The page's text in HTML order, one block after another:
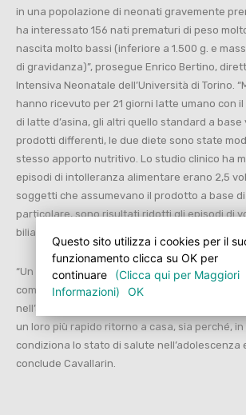
in una popolazione di neonati gravemente
ha interessato 156 nati prematuri di peso
nascita molto bassi (inferiore a 1.500 g. e
di gravidanza)”, prosegue Enrico Bertino,
Intensiva Neonatale dell’Università di Torino.
hanno ricevuto per 21 giorni latte umano con
di latte d’asina, gli altri quello standard a base
prodotti differenti, le due diete sono state
stesso apporto nutritivo. Lo studio clinico ha
episodi di intolleranza alimentare erano 2,5
soggetti che assumevano il prodotto a base di
particolare, sono risultati ridotti gli episodi di
biliare nello stomaco, indice di
“Un risultato importante sia per il
completa alimentazione per via orale, obiettivo
nell’assistenza dei prematuri nelle terapie
un loro più rapido ritorno a casa, sia perché,
condiziona lo stato di salute nell’adolescenza
conclude Cavallarin.
Questo sito utilizza i cookies per il
funzionamento clicca su OK per
continuare
(Clicca qui per Maggiori
Informazioni)
OK